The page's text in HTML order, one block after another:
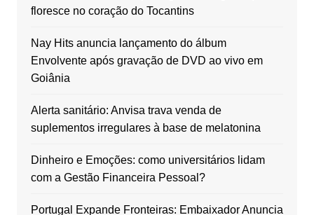
floresce no coração do Tocantins
Nay Hits anuncia lançamento do álbum
Envolvente após gravação de DVD ao vivo em
Goiânia
Alerta sanitário: Anvisa trava venda de
suplementos irregulares à base de melatonina
Dinheiro e Emoções: como universitários lidam
com a Gestão Financeira Pessoal?
Portugal Expande Fronteiras: Embaixador Anuncia